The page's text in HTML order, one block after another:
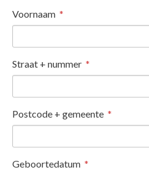
Voornaam
Straat + nummer
Postcode + gemeente
Geboortedatum